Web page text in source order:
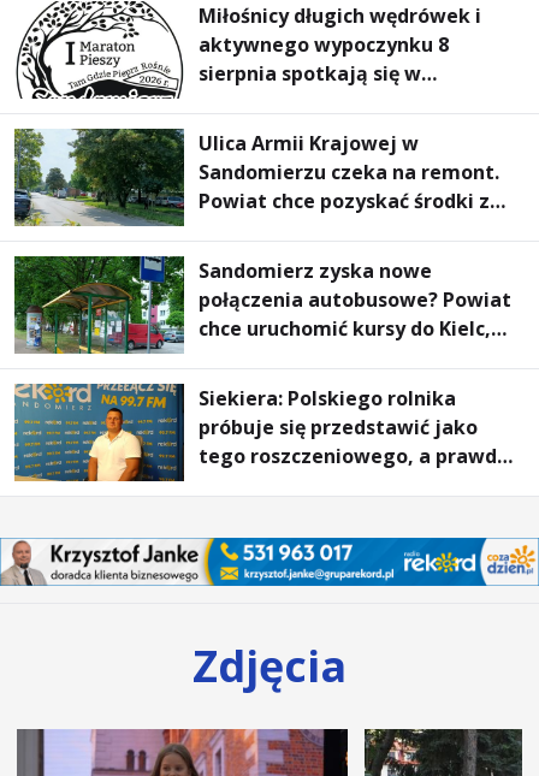
Miłośnicy długich wędrówek i
aktywnego wypoczynku 8
sierpnia spotkają się w
Pieszym „Tam Gdzie Pieprz
Rośnie”
Ulica Armii Krajowej w
Sandomierzu czeka na remont.
Powiat chce pozyskać środki z
Dróg
Sandomierz zyska nowe
połączenia autobusowe? Powiat
chce uruchomić kursy do Kielc,
Siekiera: Polskiego rolnika
próbuje się przedstawić jako
tego roszczeniowego, a prawda
Zdjęcia